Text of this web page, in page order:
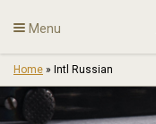
to
content
Menu
Diamonds
Home » Intl Russian